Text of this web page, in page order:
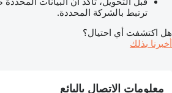
ترتبط بالشركة المحددة.
هل اكتشفت أي احتيال؟
أخبرنا بذلك
معلومات الاتصال بالبائع